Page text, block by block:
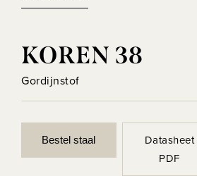
KOREN 38
Gordijnstof
Bestel staal
Datasheet
PDF